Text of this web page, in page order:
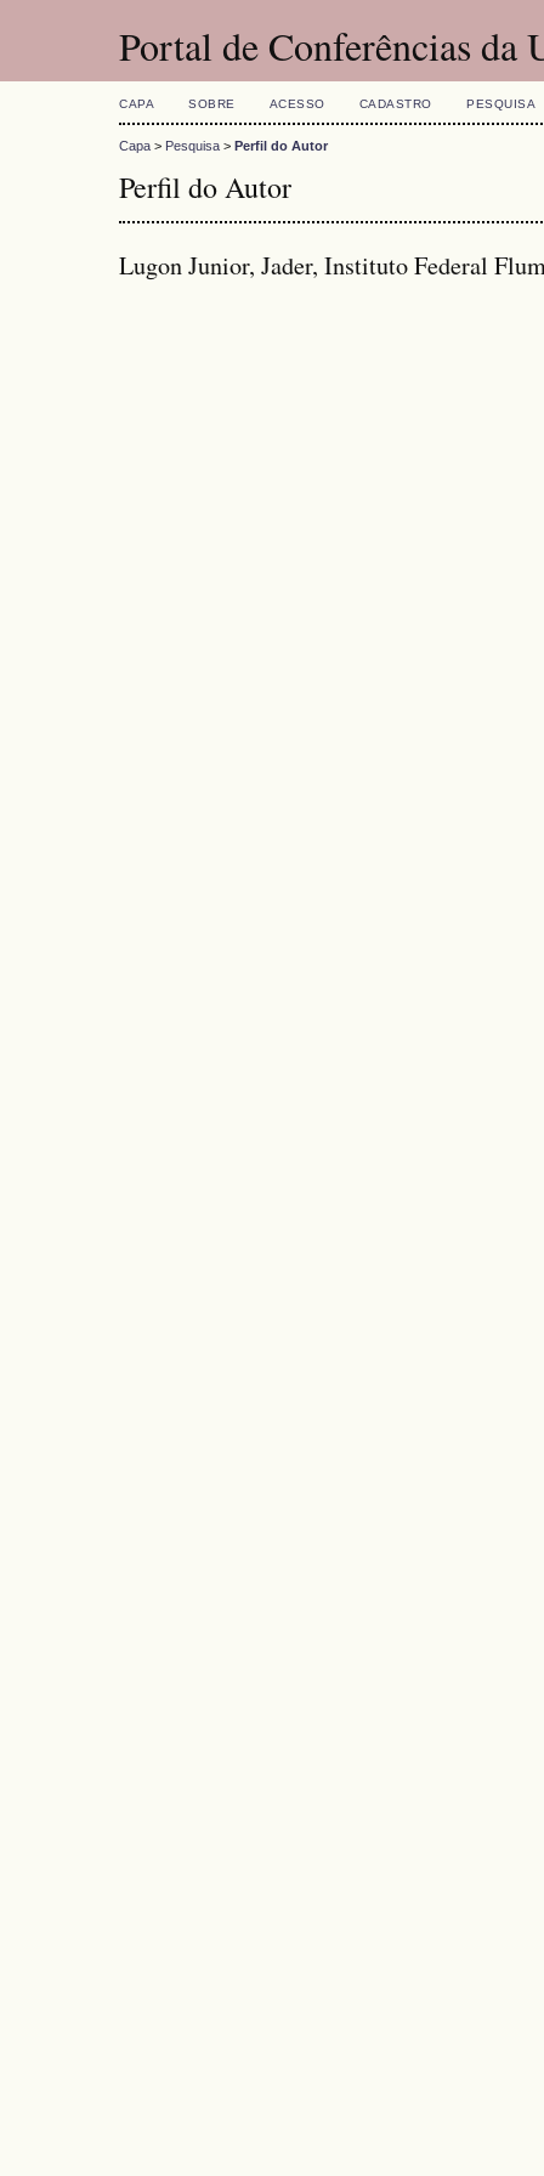
Portal de Conferências da
CAPA SOBRE ACESSO CADASTRO PESQUISA
Capa > Pesquisa > Perfil do Autor
Perfil do Autor
Lugon Junior, Jader, Instituto Federal